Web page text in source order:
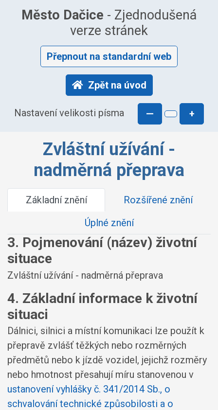
Město Dačice - Zjednodušená
verze stránek
Přepnout na standardní web
Zpět na úvod
Nastavení velikosti písma — +
Zvláštní užívání -
nadměrná přeprava
Základní znění
Rozšířené znění
Úplné znění
3. Pojmenování (název) životní
situace
Zvláštní užívání - nadměrná přeprava
4. Základní informace k životní
situaci
Dálnici, silnici a místní komunikaci lze použít k
přepravě zvlášť těžkých nebo rozměrných
předmětů nebo k jízdě vozidel, jejichž rozměry
nebo hmotnost přesahují míru stanovenou v
ustanovení vyhlášky č. 341/2014 Sb., o
schvalování technické způsobilosti a o